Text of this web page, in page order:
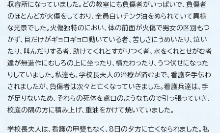
収容所になっていました。どの教室にも負傷者がいっぱいで、負傷者
のほとんどが火傷をしており、全員白いチンク油をぬられていて異様
な光景でした。火傷独特のにおい、体の前面が火傷で男女の区別もつ
かず、目だけがギョロギョロ動いている者、苦しさにうめいたり、泣い
たり、叫んだりする者、助けてくれとすがりつく者、水をくれとせがむ者
達が無造作にむしろの上に坐ったり、横たわったり、うつ伏せになった
りしていました。私達も、学校長夫人の治療が済むまで、看護を手伝わ
されましたが、負傷者は次々と亡くなっていきました。看護兵達は、手
が足りないため、それらの死体を鳶口のようなもので引っ張っていき、
校庭の隅の方に積み上げ、重油をかけて焼いていました。
学校長夫人は、看護の甲斐もなく、8日の夕方に亡くなられました。私